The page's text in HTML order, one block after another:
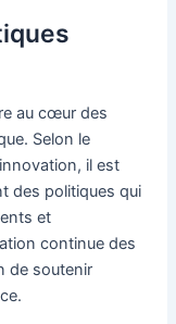
au cœur des
Selon le
il est
des politiques qui
et
continue des
de soutenir